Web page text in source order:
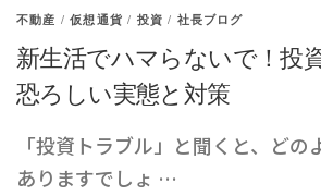
不動産 /仮想通貨 / 投資 / 社長ブログ
新生活でハマらないで！投
恐ろしい実態と対策
「投資トラブル」と聞くと、ど
ありますでしょ …